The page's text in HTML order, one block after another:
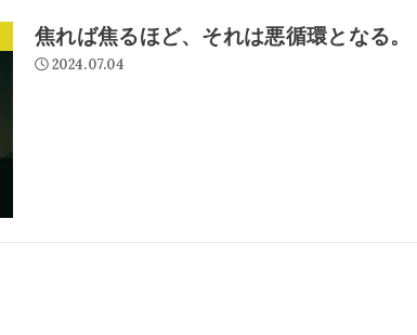
焦れば焦るほど、それは悪循環となる。
2024.07.04